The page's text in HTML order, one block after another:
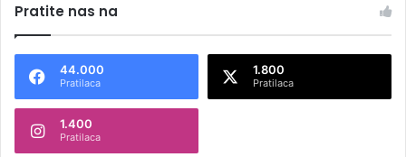
t
n
t
Pratite nas na
44.000
Pratilaca
1.800
Pratilaca
1.400
Pratilaca